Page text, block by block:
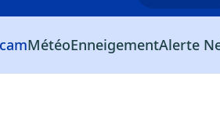
MétéoEnneigementAlerte